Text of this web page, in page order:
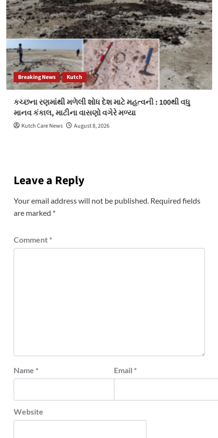
Breaking News Kutch
કચ્છના રણમાંથી મળેલી શોધ દેશ માટે મહત્વની : 100થી વધુ
માનવ કંકાલ, માટીના વાસણો વગેરે મળ્યા
Kutch Care News August 8, 2026
Leave a Reply
Your email address will not be published. Required fields
are marked *
Comment *
Name * Email *
Website